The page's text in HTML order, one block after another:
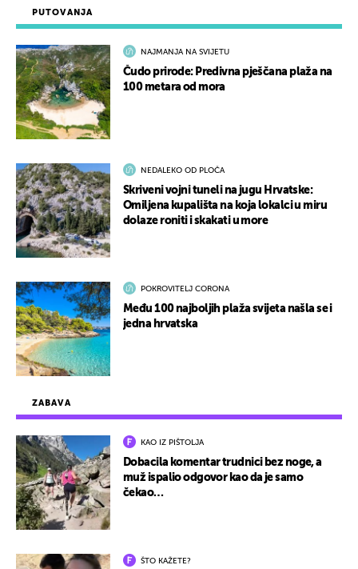
ZABAVA
KAO IZ PIŠTOLJA
Dobacila komentar trudnici bez noge, a
muž ispalio odgovor kao da je samo
čekao…
ŠTO KAŽETE?
PUTOVANJA
NAJMANJA NA SVIJETU
Čudo prirode: Predivna pješčana plaža na
100 metara od mora
NEDALEKO OD PLOČA
Skriveni vojni tuneli na jugu Hrvatske:
Omiljena kupališta na koja lokalci u miru
dolaze roniti i skakati u more
POKROVITELJ CORONA
Među 100 najboljih plaža svijeta našla se i
jedna hrvatska